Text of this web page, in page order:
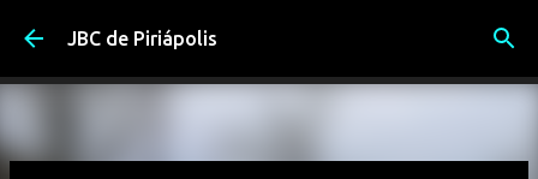
Ir al contenido principal
JBC de Piriápolis